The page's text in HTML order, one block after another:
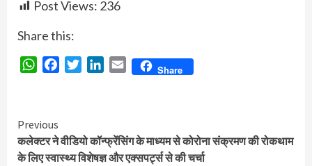
Post Views: 236
Share this:
WhatsAppFacebookTwitterLinkedIn
Email Share
Continue
Reading
Previous
कलेक्टर ने वीडियो कॉन्फ्रेंसिंग के माध्यम से कोरोना संक्रमण की रोकथाम
के लिए स्वास्थ्य विशेषज्ञ और एक्सपर्ट्स से की चर्चा